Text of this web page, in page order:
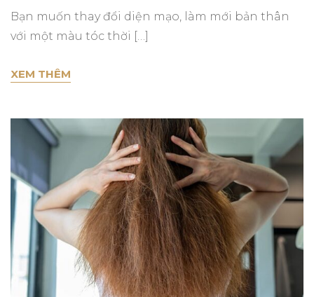
Bạn muốn thay đổi diện mạo, làm mới bản thân
với một màu tóc thời […]
XEM THÊM